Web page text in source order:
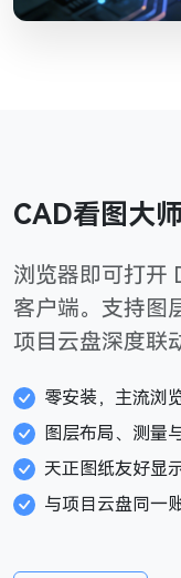
CAD看图大师
浏览器即可打开
客户端。支持图
项目云盘深度联
零安装，主流浏
图层布局、测量
天正图纸友好显
与项目云盘同一